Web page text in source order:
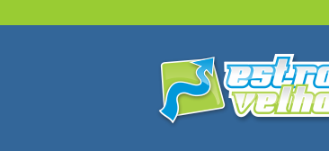
Estrada
Velha
News